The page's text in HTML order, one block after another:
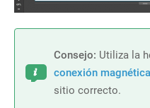
Consejo: Utiliza la
conexión magnética
sitio correcto.